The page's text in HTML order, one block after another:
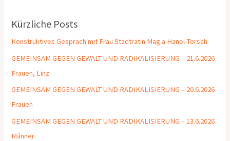
Kürzliche Posts
Konstruktives Gespräch mit Frau Stadträtin Mag.a Hanel-Torsch
GEMEINSAM GEGEN GEWALT UND RADIKALISIERUNG – 21.6.2026
Frauen, Linz
GEMEINSAM GEGEN GEWALT UND RADIKALISIERUNG – 20.6.2026
Frauen
GEMEINSAM GEGEN GEWALT UND RADIKALISIERUNG – 13.6.2026
Männer